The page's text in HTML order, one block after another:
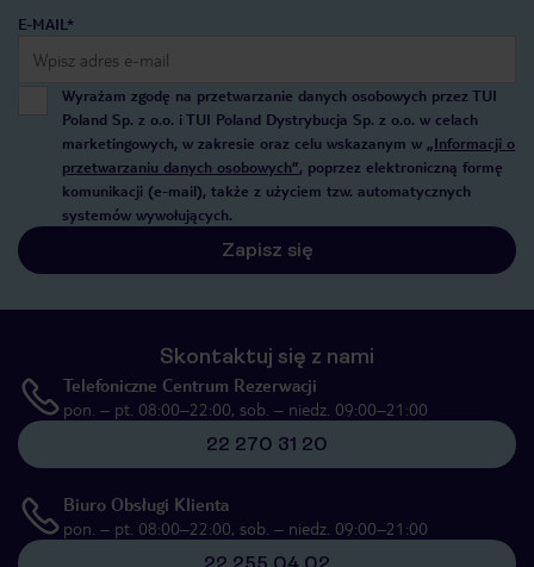
E-MAIL*
Wyrażam zgodę na przetwarzanie danych osobowych przez TUI
Poland Sp. z o.o. i TUI Poland Dystrybucja Sp. z o.o. w celach
marketingowych, w zakresie oraz celu wskazanym w „Informacji o
przetwarzaniu danych osobowych”, poprzez elektroniczną formę
komunikacji (e-mail), także z użyciem tzw. automatycznych
systemów wywołujących.
Zapisz się
Skontaktuj się z nami
Telefoniczne Centrum Rezerwacji
pon. – pt. 08:00–22:00, sob. – niedz. 09:00–21:00
22 270 31 20
Biuro Obsługi Klienta
pon. – pt. 08:00–22:00, sob. – niedz. 09:00–21:00